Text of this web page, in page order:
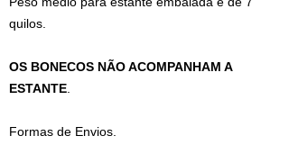
quilos.
OS BONECOS NÃO ACOMPANHAM A
ESTANTE
Formas de Envios.